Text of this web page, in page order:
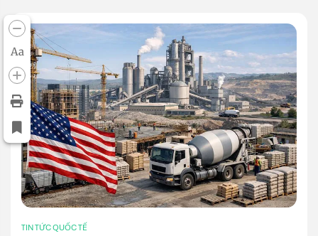
Aa
TIN TỨC QUỐC TẾ